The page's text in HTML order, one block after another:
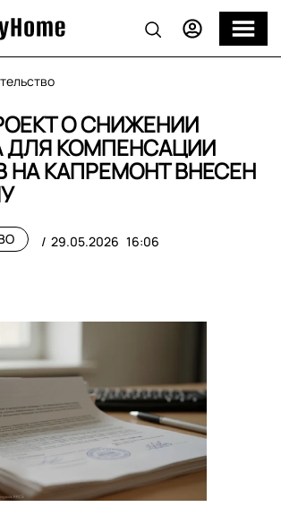
О СНИЖЕНИИ
ДЛЯ КОМПЕНСАЦИИ
НА КАПРЕМОНТ ВНЕСЕН
29.05.2026 16:06